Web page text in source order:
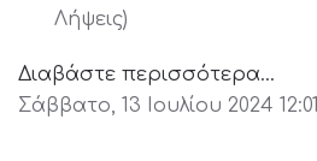
Λήψεις)
Διαβάστε περισσότερα...
Σάββατο, 13 Ιουλίου 2024 12:01